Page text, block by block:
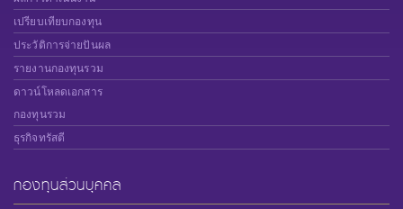
เปรียบเทียบกองทุน
ประวัติการจ่ายปันผล
รายงานกองทุนรวม
ดาวน์โหลดเอกสาร
กองทุนรวม
ธุรกิจทรัสตี
กองทุนส่วนบุคคล